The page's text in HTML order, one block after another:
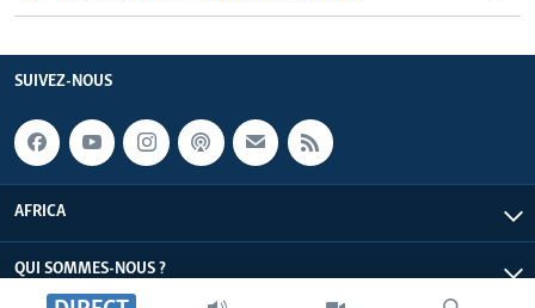
SUIVEZ-NOUS
AFRICA
QUI SOMMES-NOUS ?